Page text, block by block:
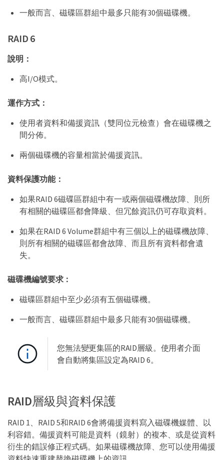
一般而言、磁碟區群組中最多只能有30個磁碟機。
RAID 6
說明：
高I/O模式。
運作方式：
使用者資料和備援資訊（雙同位元檢查）會在磁碟機之
間分佈。
兩個磁碟機的容量相當於備援資訊。
資料保護功能：
如果RAID 6磁碟區群組中有一或兩個磁碟機故障、則所
有相關的磁碟區都會降級、但冗餘資訊仍可存取資料。
如果在RAID 6 Volume群組中有三個以上的磁碟機故障、
則所有相關的磁碟區都會故障、而且所有資料都會遺
失。
磁碟機編號要求：
磁碟區群組中至少必須有五個磁碟機。
一般而言、磁碟區群組中最多只能有30個磁碟機。
您無法變更集區的RAID層級。使用者介面
會自動將集區設定為RAID 6。
RAID層級與資料保護
RAID 1、RAID 5和RAID 6會將備援資料寫入磁碟機媒體、以
利容錯。備援資料可能是資料（鏡射）的複本、或是從資料
衍生的錯誤修正程式碼。如果磁碟機故障、您可以使用備援